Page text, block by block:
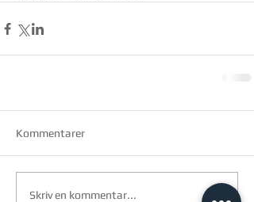
Kommentarer
Skriv en kommentar...